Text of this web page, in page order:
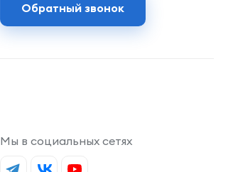
Обратный звонок
Мы в социальных сетях